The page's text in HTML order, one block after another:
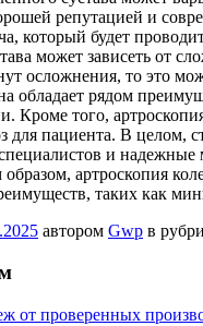
репутацией и
который будет
может зависеть от
осложнения, то это
обладает рядом
Кроме того,
для пациента. В целом,
и надежные
образом, артроскопия
таких как
автором Gwp в
от проверенных